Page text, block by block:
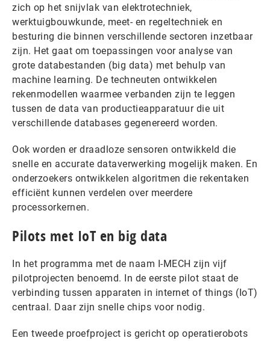
zich op het snijvlak van elektrotechniek,
werktuigbouwkunde, meet- en regeltechniek en
besturing die binnen verschillende sectoren inzetbaar
zijn. Het gaat om toepassingen voor analyse van
grote databestanden (big data) met behulp van
machine learning. De techneuten ontwikkelen
rekenmodellen waarmee verbanden zijn te leggen
tussen de data van productieapparatuur die uit
verschillende databases gegenereerd worden.
Ook worden er draadloze sensoren ontwikkeld die
snelle en accurate dataverwerking mogelijk maken. En
onderzoekers ontwikkelen algoritmen die rekentaken
efficiënt kunnen verdelen over meerdere
processorkernen.
Pilots met IoT en big data
In het programma met de naam I-MECH zijn vijf
pilotprojecten benoemd. In de eerste pilot staat de
verbinding tussen apparaten in internet of things (IoT)
centraal. Daar zijn snelle chips voor nodig.
Een tweede proefproject is gericht op operatierobots